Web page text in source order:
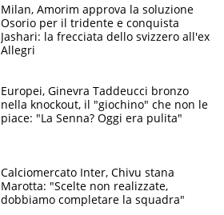
Milan, Amorim approva la soluzione
Osorio per il tridente e conquista
Jashari: la frecciata dello svizzero all'ex
Allegri
Europei, Ginevra Taddeucci bronzo
nella knockout, il "giochino" che non le
piace: "La Senna? Oggi era pulita"
Calciomercato Inter, Chivu stana
Marotta: "Scelte non realizzate,
dobbiamo completare la squadra"